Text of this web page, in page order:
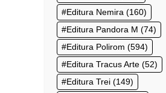
Editura Nemira (160)
Editura Pandora M (74)
Editura Polirom (594)
Editura Tracus Arte (52)
Editura Trei (149)